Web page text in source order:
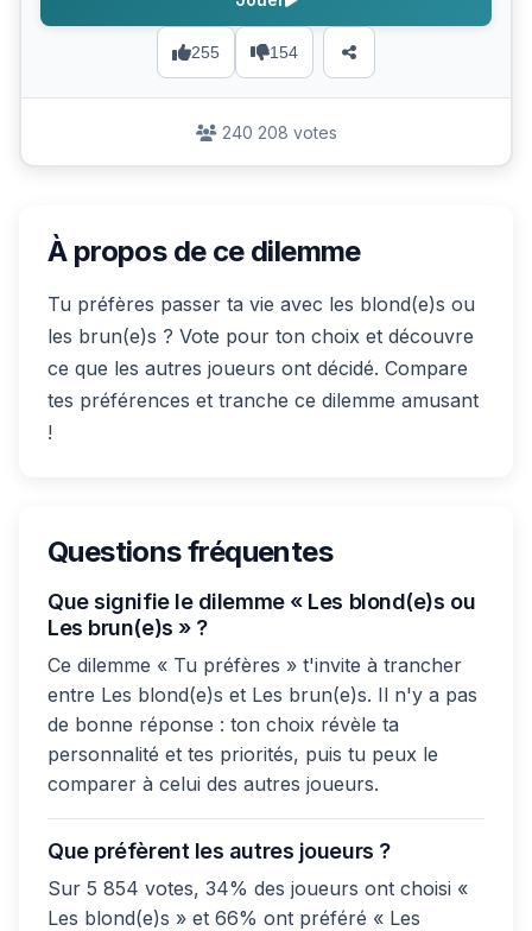
255 154
240 208 votes
À propos de ce dilemme
Tu préfères passer ta vie avec les blond(e)s ou
les brun(e)s ? Vote pour ton choix et découvre
ce que les autres joueurs ont décidé. Compare
tes préférences et tranche ce dilemme amusant
!
Questions fréquentes
Que signifie le dilemme « Les blond(e)s ou
Les brun(e)s » ?
Ce dilemme « Tu préfères » t'invite à trancher
entre Les blond(e)s et Les brun(e)s. Il n'y a pas
de bonne réponse : ton choix révèle ta
personnalité et tes priorités, puis tu peux le
comparer à celui des autres joueurs.
Que préfèrent les autres joueurs ?
Sur 5 854 votes, 34% des joueurs ont choisi «
Les blond(e)s » et 66% ont préféré « Les